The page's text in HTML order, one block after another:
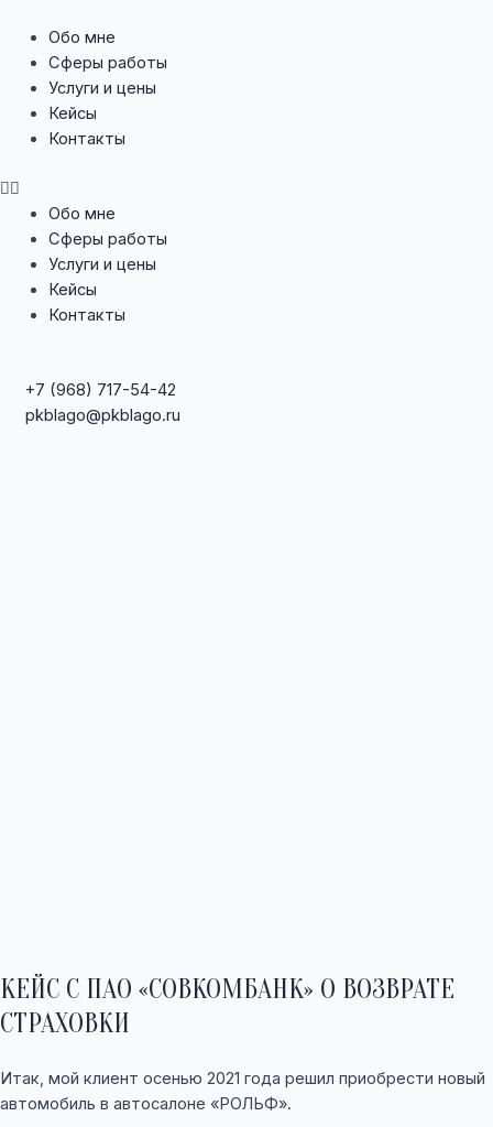
Обо мне
Сферы работы
Услуги и цены
Кейсы
Контакты
Menu
Обо мне
Сферы работы
Услуги и цены
Кейсы
Контакты
+7 (968) 717-54-42
pkblago@pkblago.ru
КЕЙС С ПАО «СОВКОМБАНК» О ВОЗВРАТЕ
СТРАХОВКИ
Итак, мой клиент осенью 2021 года решил приобрести новый
автомобиль в автосалоне «РОЛЬФ».